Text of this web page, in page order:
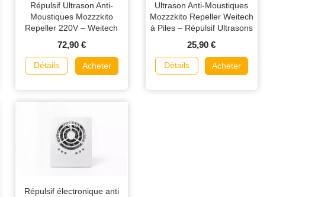
Répulsif Ultrason Anti-
Moustiques Mozzzkito
Repeller 220V – Weitech
72,90 €
Détails Acheter
Ultrason Anti-Moustiques
Mozzzkito Repeller Weitech
à Piles – Répulsif Ultrasons
25,90 €
Détails Acheter
Répulsif électronique anti